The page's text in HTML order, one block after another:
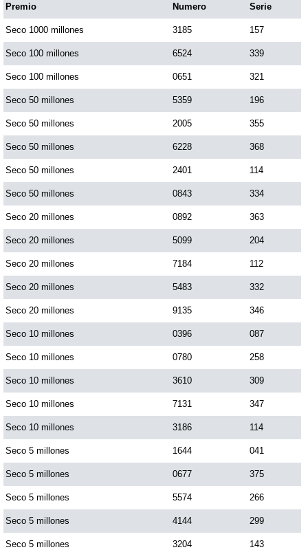
Dorado Noche
Fantástica Día
Fantástica Noche
Motilon Tarde
Motilon Noche
Paisita Día
Paisita Noche
Paisita 3
Pick 3 Día
Pick 3 Noche
Pick 4 Día
Pick 4 Noche
Premio Numero Serie
Seco 1000 millones 3185 157
Seco 100 millones 6524 339
Seco 100 millones 0651 321
Seco 50 millones 5359 196
Seco 50 millones 2005 355
Seco 50 millones 6228 368
Seco 50 millones 2401 114
Seco 50 millones 0843 334
Seco 20 millones 0892 363
Seco 20 millones 5099 204
Seco 20 millones 7184 112
Seco 20 millones 5483 332
Seco 20 millones 9135 346
Seco 10 millones 0396 087
Seco 10 millones 0780 258
Seco 10 millones 3610 309
Seco 10 millones 7131 347
Seco 10 millones 3186 114
Seco 5 millones 1644 041
Seco 5 millones 0677 375
Seco 5 millones 5574 266
Seco 5 millones 4144 299
Seco 5 millones 3204 143